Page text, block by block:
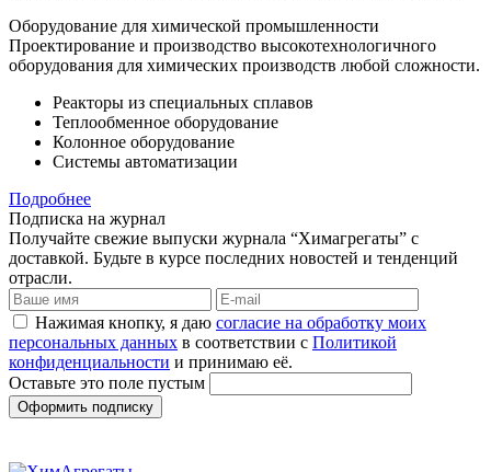
Оборудование для химической промышленности
Проектирование и производство высокотехнологичного
оборудования для химических производств любой сложности.
Реакторы из специальных сплавов
Теплообменное оборудование
Колонное оборудование
Системы автоматизации
Подробнее
Подписка на журнал
Получайте свежие выпуски журнала “Химагрегаты” с
доставкой. Будьте в курсе последних новостей и тенденций
отрасли.
Нажимая кнопку, я даю согласие на обработку моих
персональных данных в соответствии с Политикой
конфиденциальности и принимаю её.
Оставьте это поле пустым
Оформить подписку